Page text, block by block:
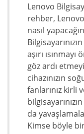
Lenovo
rehber,
nasıl
aşırı
göz ardı
cihazınızın
fanlarınız kirli
da
Kimse böyle